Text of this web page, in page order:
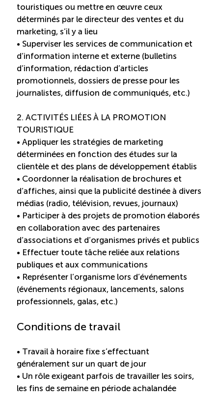
Apprentissage en milieu de travail (PAMT)
Reconnaissance des compétences (RCMO)
Bilan et reconnaissance des acquis (RAC)
Initiatives
Destination IA: Un franc succès
Diagnostic régional Nord-du-Québec
Programme de francisation pour les entreprises
touristiques
Valorisation des métiers et carrières en tourisme
Entretien ménager : Évaluation – Pertinence de la
norme
Boomerang – Partage de ressources
Bassins de main-d’oeuvre diversifiés
touristiques ou mettre en œuvre ceux
déterminés par le directeur des ventes et du
marketing, s’il y a lieu
• Superviser les services de communication et
d’information interne et externe (bulletins
d’information, rédaction d’articles
promotionnels, dossiers de presse pour les
journalistes, diffusion de communiqués, etc.)
2. ACTIVITÉS LIÉES À LA PROMOTION
TOURISTIQUE
• Appliquer les stratégies de marketing
déterminées en fonction des études sur la
clientèle et des plans de développement établis
• Coordonner la réalisation de brochures et
d’affiches, ainsi que la publicité destinée à divers
médias (radio, télévision, revues, journaux)
• Participer à des projets de promotion élaborés
en collaboration avec des partenaires
d’associations et d’organismes privés et publics
• Effectuer toute tâche reliée aux relations
publiques et aux communications
• Représenter l’organisme lors d’événements
(événements régionaux, lancements, salons
professionnels, galas, etc.)
Conditions de travail
• Travail à horaire fixe s’effectuant
généralement sur un quart de jour
• Un rôle exigeant parfois de travailler les soirs,
les fins de semaine en période achalandée